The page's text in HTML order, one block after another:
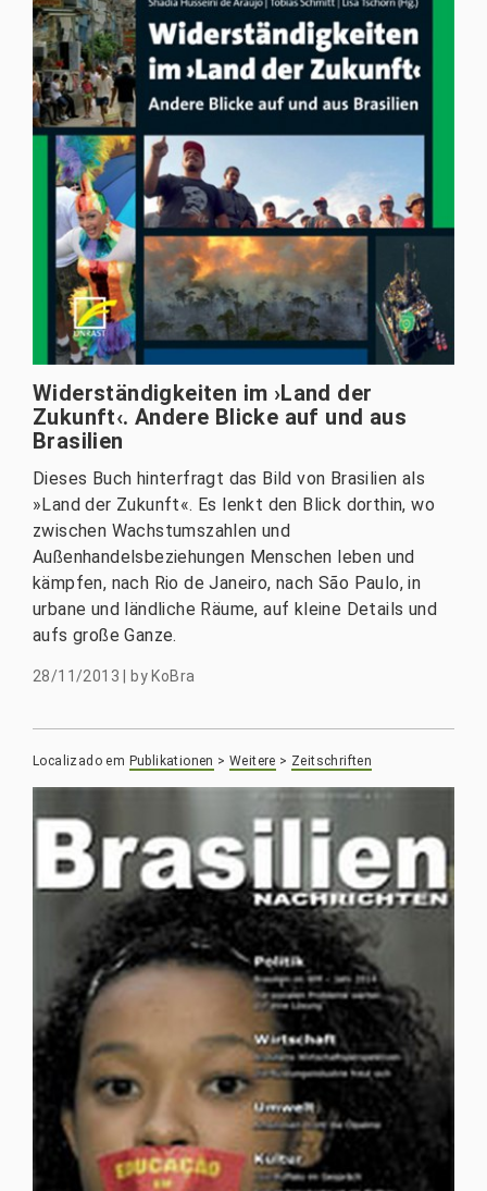
Widerständigkeiten im ›Land der
Zukunft‹. Andere Blicke auf und aus
Brasilien
Dieses Buch hinterfragt das Bild von Brasilien als
»Land der Zukunft«. Es lenkt den Blick dorthin, wo
zwischen Wachstumszahlen und
Außenhandelsbeziehungen Menschen leben und
kämpfen, nach Rio de Janeiro, nach São Paulo, in
urbane und ländliche Räume, auf kleine Details und
aufs große Ganze.
28/11/2013|byKoBra
Localizado em Publikationen >Weitere > Zeitschriften